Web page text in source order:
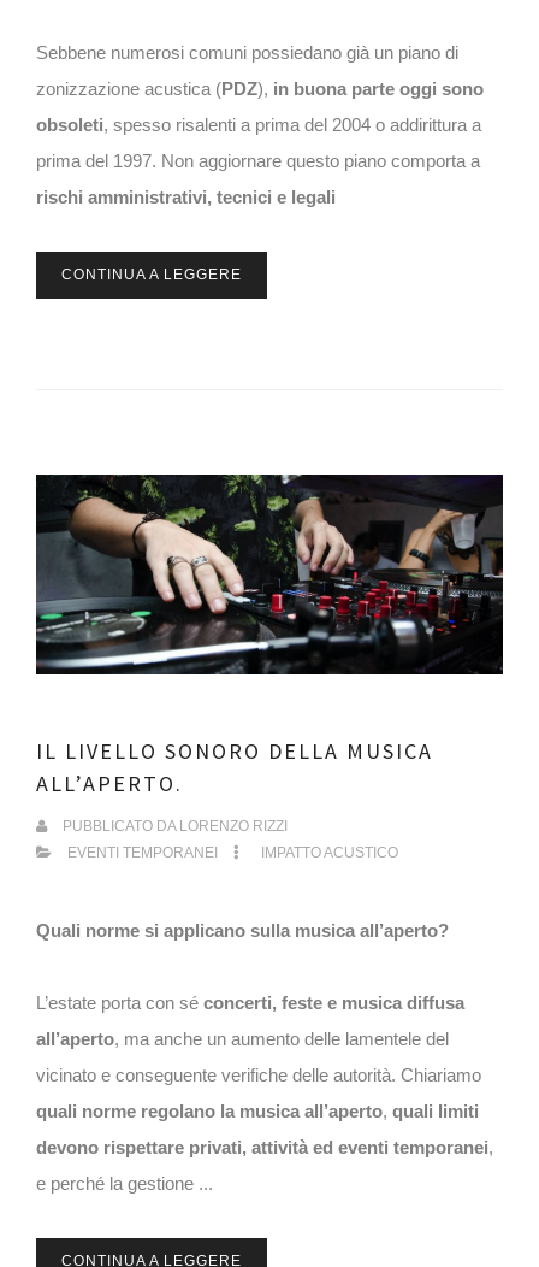
Sebbene numerosi comuni possiedano già un piano di
zonizzazione acustica (PDZ), in buona parte oggi sono
obsoleti, spesso risalenti a prima del 2004 o addirittura a
prima del 1997. Non aggiornare questo piano comporta a
rischi amministrativi, tecnici e legali
CONTINUA A LEGGERE
IL LIVELLO SONORO DELLA MUSICA
ALL’APERTO.
PUBBLICATO DA LORENZO RIZZI
EVENTI TEMPORANEI
IMPATTO ACUSTICO
Quali norme si applicano sulla musica all’aperto?
L’estate porta con sé concerti, feste e musica diffusa
all’aperto, ma anche un aumento delle lamentele del
vicinato e conseguente verifiche delle autorità. Chiariamo
quali norme regolano la musica all’aperto, quali limiti
devono rispettare privati, attività ed eventi temporanei,
e perché la gestione ...
CONTINUA A LEGGERE